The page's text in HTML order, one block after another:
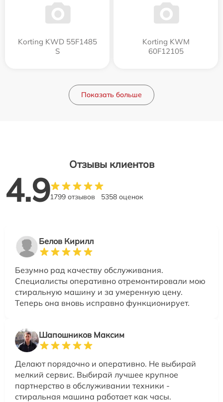
Korting KWD 55F1485
S
Korting KWM
60F12105
Показать больше
Отзывы клиентов
4.91799 отзывов 5358 оценок
Белов Кирилл
Безумно рад качеству обслуживания.
Специалисты оперативно отремонтировали мою
стиральную машину и за умеренную цену.
Теперь она вновь исправно функционирует.
Шапошников Максим
Делают порядочно и оперативно. Не выбирай
мелкий сервис. Выбирай лучшее крупное
партнерство в обслуживании техники -
стиральная машина работает как часы.